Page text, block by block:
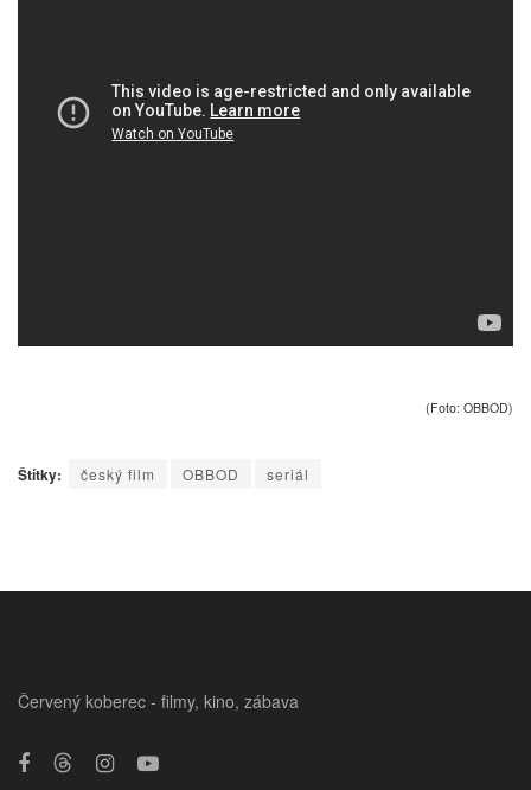
(Foto: OBBOD)
Štítky: český film OBBOD seriál
Červený koberec - filmy, kino, zábava